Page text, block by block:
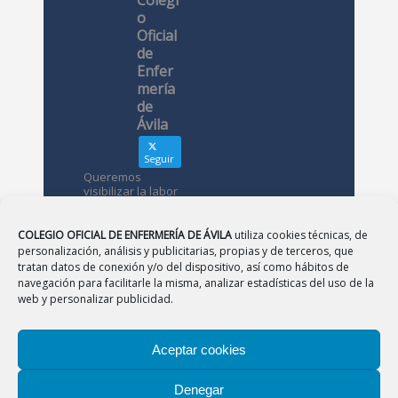
COLEGIO OFICIAL DE ENFERMERÍA DE ÁVILA utiliza cookies técnicas, de
personalización, análisis y publicitarias, propias y de terceros, que
tratan datos de conexión y/o del dispositivo, así como hábitos de
navegación para facilitarle la misma, analizar estadísticas del uso de la
web y personalizar publicidad.
Aceptar cookies
Denegar
o
Oficial
de
Enfer
mería
de
Ávila
Seguir
Queremos
visibilizar la labor
conoces?
Avatar Colegio
Oficial de
de Ávila
12 May